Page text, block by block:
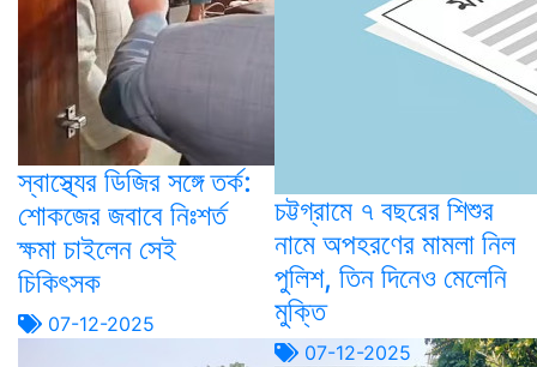
স্বাস্থ্যের ডিজির সঙ্গে তর্ক:
শোকজের জবাবে নিঃশর্ত
ক্ষমা চাইলেন সেই
চিকিৎসক
07-12-2025
চট্টগ্রামে ৭ বছরের শিশুর
নামে অপহরণের মামলা নিল
পুলিশ, তিন দিনেও মেলেনি
মুক্তি
07-12-2025